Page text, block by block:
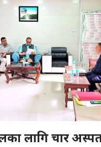
लागि चार